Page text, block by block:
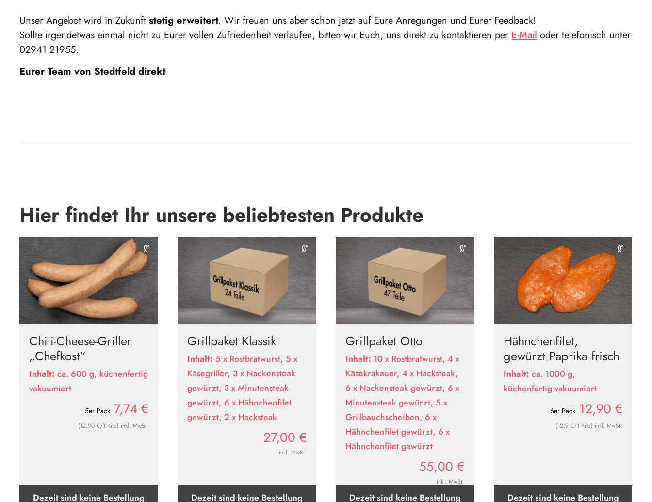
Unser Angebot wird in Zukunftstetig erweitert. Wir freuen uns aber schon jetzt auf Eure Anregungen und Eurer Feedback!
Sollte irgendetwas einmal nicht zu Eurer vollen Zufriedenheit verlaufen, bitten wir Euch, uns direkt zu kontaktieren per E-Mail oder telefonisch unter
02941 21955.
Eurer Team von Stedtfeld direkt
Hier findet Ihr unsere beliebtesten Produkte
Chili-Cheese-Griller
„Chefkost“
Inhalt:ca. 600 g, küchenfertig
vakuumiert
5er Pack 7,74 €
(12,90 €/1 Kilo) inkl. MwSt.
Dezeit sind keine Bestellung
Grillpaket Klassik
Inhalt: 5 x Rostbratwurst, 5 x
Käsegriller, 3 x Nackensteak
gewürzt, 3 x Minutensteak
gewürzt, 6 x Hähnchenfilet
gewürzt, 2 x Hacksteak
27,00 €
inkl. MwSt.
Dezeit sind keine Bestellung
Grillpaket Otto
Inhalt: 10 x Rostbratwurst, 4 x
Käsekrakauer, 4 x Hacksteak,
6 x Nackensteak gewürzt, 6 x
Minutensteak gewürzt, 5 x
Grillbauchscheiben, 6 x
Hähnchenfilet gewürzt, 6 x
Hähnchenfilet gewürzt
55,00€
inkl. MwSt.
Dezeit sind keine Bestellung
Hähnchenfilet,
gewürzt Paprika frisch
Inhalt:ca. 1000 g,
küchenfertig vakuumiert
6er Pack 12,90€
(12,9 €/1 Kilo) inkl. MwSt.
Dezeit sind keine Bestellung